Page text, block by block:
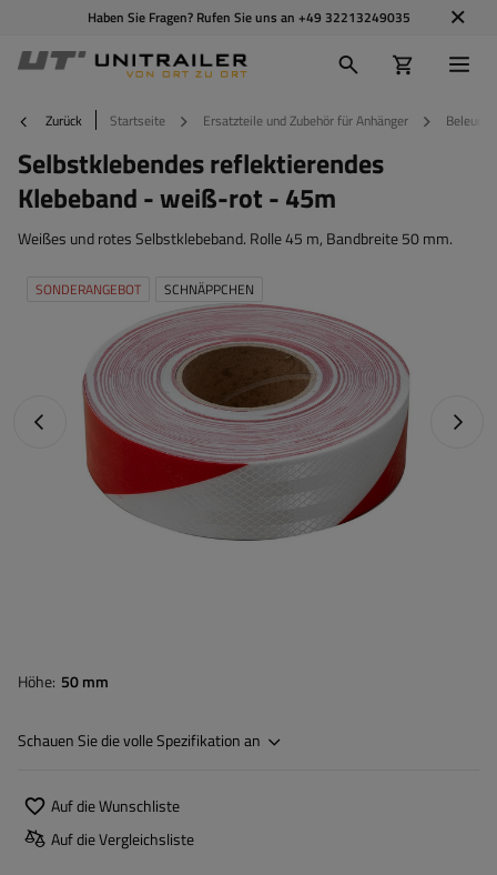
Haben Sie Fragen? Rufen Sie uns an +49 32213249035
Zurück Startseite Ersatzteile und Zubehör für Anhänger
Selbstklebendes reflektierendes
Klebeband - weiß-rot - 45m
Weißes und rotes Selbstklebeband. Rolle 45 m, Bandbreite 50 mm.
Vorheriges Foto
SONDERANGEBOT SCHNÄPPCHEN
Höhe 50 mm
Schauen Sie die volle Spezifikation an
Auf die Wunschliste
Auf die Vergleichsliste